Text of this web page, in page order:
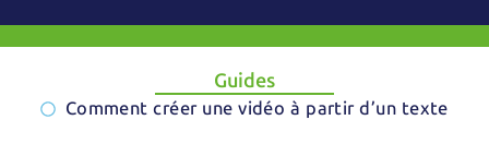
Guides
Comment créer une vidéo à partir d’un texte